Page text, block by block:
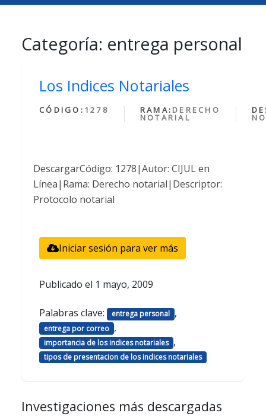
Categoría: entrega personal
Los Indices Notariales
CÓDIGO: 1278 RAMA: DERECHO
NOTARIAL
DescargarCódigo: 1278|Autor: CIJUL en
Línea|Rama: Derecho notarial|Descriptor:
Protocolo notarial
Iniciar sesión para ver más
Publicado el 1 mayo, 2009
Palabras clave: entrega personal ,
entrega por correo ,
importancia de los indices notariales ,
tipos de presentacion de los indices notariales
Investigaciones más descargadas